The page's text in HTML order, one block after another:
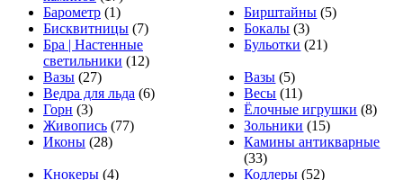
Барометр (1) Бирштайны (5)
Бисквитницы (7) Бокалы (3)
Бра | Настенные
светильники (12)
Бульотки (21)
Вазы (27) Вазы (5)
Ведра для льда (6) Весы (11)
Горн (3) Ёлочные игрушки (8)
Живопись (77) Зольники (15)
Иконы (28)
Камины антикварные
(33)
Кнокеры (4) Кодлеры (52)